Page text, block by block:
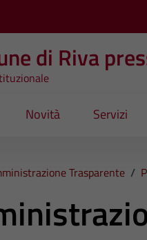
di Riva
Novità Servizi
Trasparente /